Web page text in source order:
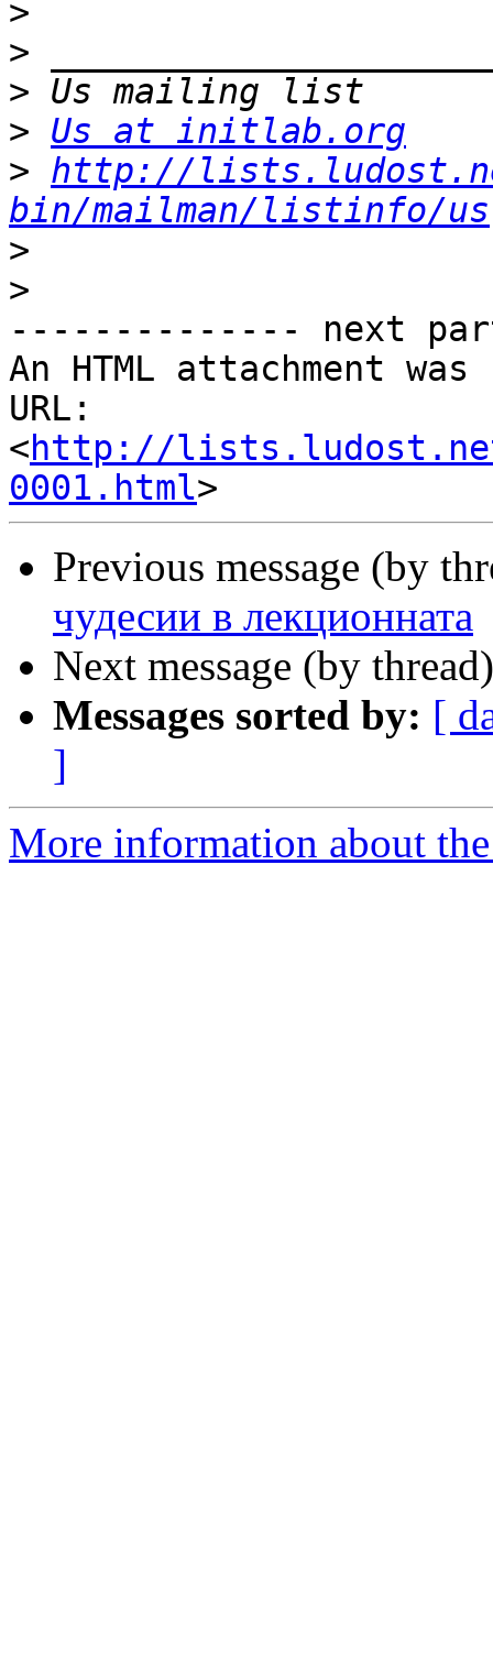
>
>
>
> Us at initlab.org
> http://
bin/mailman/listinfo/us
>
>
-------------- next
An HTML attachment
URL:
<http://lists.ludost.net/
0001.html
Previous message (by
чудесии в лекционната
Next message (by
Messages sorted by: [
]
More information about